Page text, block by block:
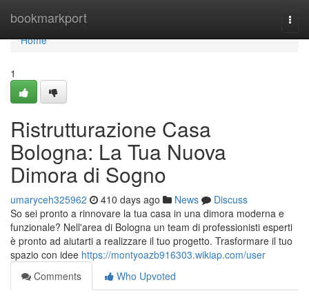
bookmarkport
Home
Home
1
Ristrutturazione Casa
Bologna: La Tua Nuova
Dimora di Sogno
umaryceh325962 410 days ago News
Discuss
So sei pronto a rinnovare la tua casa in una dimora moderna e
funzionale? Nell'area di Bologna un team di professionisti esperti
è pronto ad aiutarti a realizzare il tuo progetto. Trasformare il tuo
spazio con idee https://montyoazb916303.wikiap.com/user
Comments
Who Upvoted